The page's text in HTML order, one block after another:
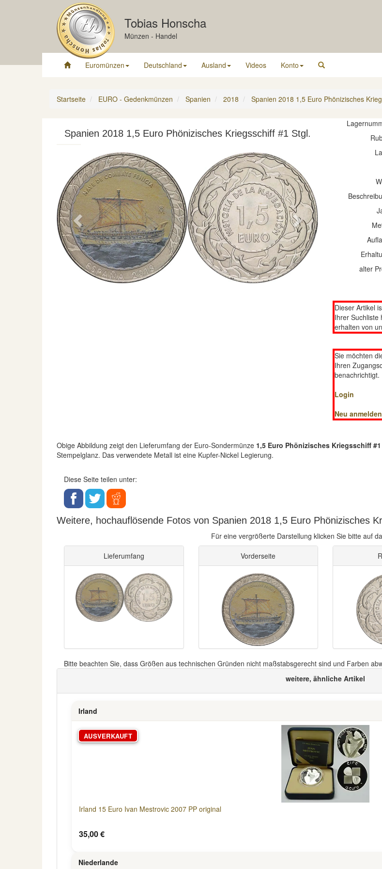
Tobias Honscha
Münzen - Handel
Euromünzen Deutschland Ausland Videos Konto
Startseite EURO - Gedenkmünzen Spanien 2018 Spanien 2018 1,5 Euro Phönizisches
Spanien 2018 1,5 Euro Phönizisches Kriegsschiff #1 Stgl.
Previous Next
alter
Dieser Artikel
Ihrer Suchliste
erhalten von
Sie möchten
Ihren
benachrichtigt.
Login
Neu anmelden
Obige Abbildung zeigt den Lieferumfang der Euro-Sondermünze 1,5 Euro Phönizisches Kriegsschiff #1
Stempelglanz. Das verwendete Metall ist eine Kupfer-Nickel Legierung.
Diese Seite teilen unter:
Weitere, hochauflösende Fotos von Spanien 2018 1,5 Euro Phönizisches
Für eine vergrößerte Darstellung klicken Sie bitte auf
Lieferumfang Vorderseite
Bitte beachten Sie, dass Größen aus technischen Gründen nicht maßstabsgerecht sind und Farben
weitere, ähnliche Artikel
Irland
AUSVERKAUFT
Irland 15 Euro Ivan Mestrovic 2007 PP original
35,00 €
Niederlande